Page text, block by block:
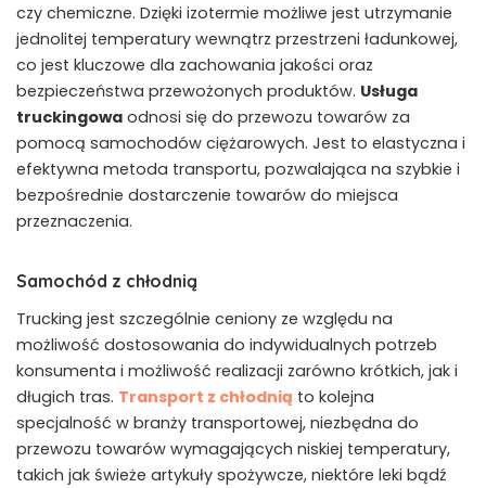
czy chemiczne. Dzięki izotermie możliwe jest utrzymanie
jednolitej temperatury wewnątrz przestrzeni ładunkowej,
co jest kluczowe dla zachowania jakości oraz
bezpieczeństwa przewożonych produktów. Usługa
truckingowa odnosi się do przewozu towarów za
pomocą samochodów ciężarowych. Jest to elastyczna i
efektywna metoda transportu, pozwalająca na szybkie i
bezpośrednie dostarczenie towarów do miejsca
przeznaczenia.
Samochód z chłodnią
Trucking jest szczególnie ceniony ze względu na
możliwość dostosowania do indywidualnych potrzeb
konsumenta i możliwość realizacji zarówno krótkich, jak i
długich tras. Transport z chłodnią to kolejna
specjalność w branży transportowej, niezbędna do
przewozu towarów wymagających niskiej temperatury,
takich jak świeże artykuły spożywcze, niektóre leki bądź